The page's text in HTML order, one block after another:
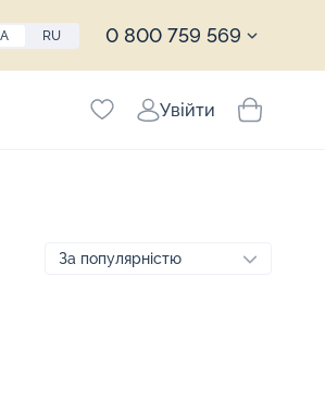
RU 0 800 759 569
Увійти